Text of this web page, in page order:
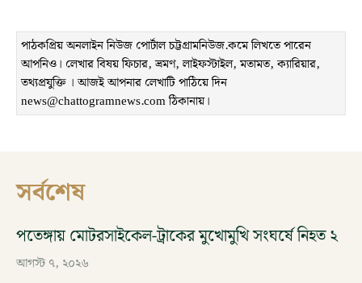
পাঠকপ্রিয় অনলাইন নিউজ পোর্টাল চট্টগ্রামনিউজ.কমে লিখতে পারেন
আপনিও। লেখার বিষয় ফিচার, ভ্রমণ, লাইফস্টাইল, মতামত, ক্যারিয়ার,
তথ্যপ্রযুক্তি । আজই আপনার লেখাটি পাঠিয়ে দিন
news@chattogramnews.com ঠিকানায়।
সর্বশেষ
পতেঙ্গায় মোটরসাইকেল-ট্রাকের মুখোমুখি সংঘর্ষে নিহত ২
আগস্ট ৭, ২০২৬